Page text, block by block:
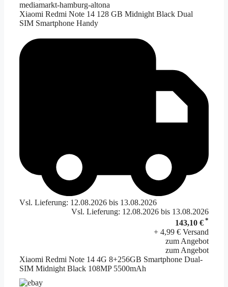
mediamarkt-hamburg-altona
Xiaomi Redmi Note 14 128 GB Midnight Black Dual
SIM Smartphone Handy
Vsl. Lieferung: 12.08.2026 bis 13.08.2026
Vsl. Lieferung: 12.08.2026 bis 13.08.2026
143,10 € *
+ 4,99 € Versand
zum Angebot
zum Angebot
Xiaomi Redmi Note 14 4G 8+256GB Smartphone Dual-
SIM Midnight Black 108MP 5500mAh